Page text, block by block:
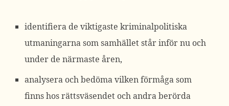
identifiera de viktigaste kriminalpolitiska
utmaningarna som samhället står inför nu och
under de närmaste åren,
analysera och bedöma vilken förmåga som
finns hos rättsväsendet och andra berörda